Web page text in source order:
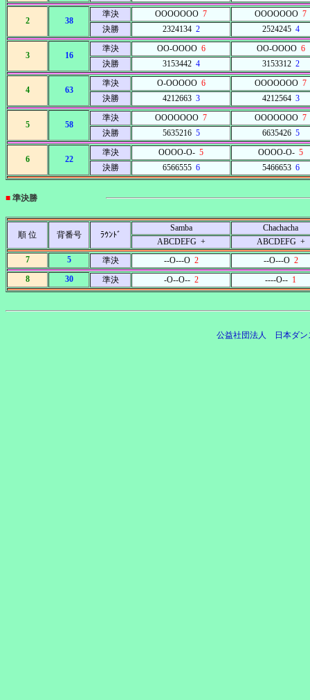
2 38
準決 OOOOOOO 7 OOOOOOO 7
決勝
23241342 25242454
3 16
準決 OO-OOOO6 OO-OOOO6
決勝
31534424 31533122
4 63
準決 O-OOOOO6 OOOOOOO 7
決勝
42126633 42125643
5 58
準決 OOOOOOO 7 OOOOOOO 7
決勝
56352165 66354265
6 22
準決 OOOO-O- 5 OOOO-O- 5
決勝
65665556 54666536
■ 準決勝
順 位 背番号 ﾗｳﾝﾄﾞ
Samba
Chachacha
ABCDEFG +
ABCDEFG +
7
5 準決 --O---O2 --O---O2
8
30 準決 -O--O--2 ----O-- 1
公益社団法人 日本ダ